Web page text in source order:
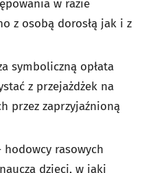
w razie
z osobą dorosłą jak i z
symboliczną opłata
z przejażdżek na
przez zaprzyjaźnioną
hodowcy rasowych
dzieci, w jaki